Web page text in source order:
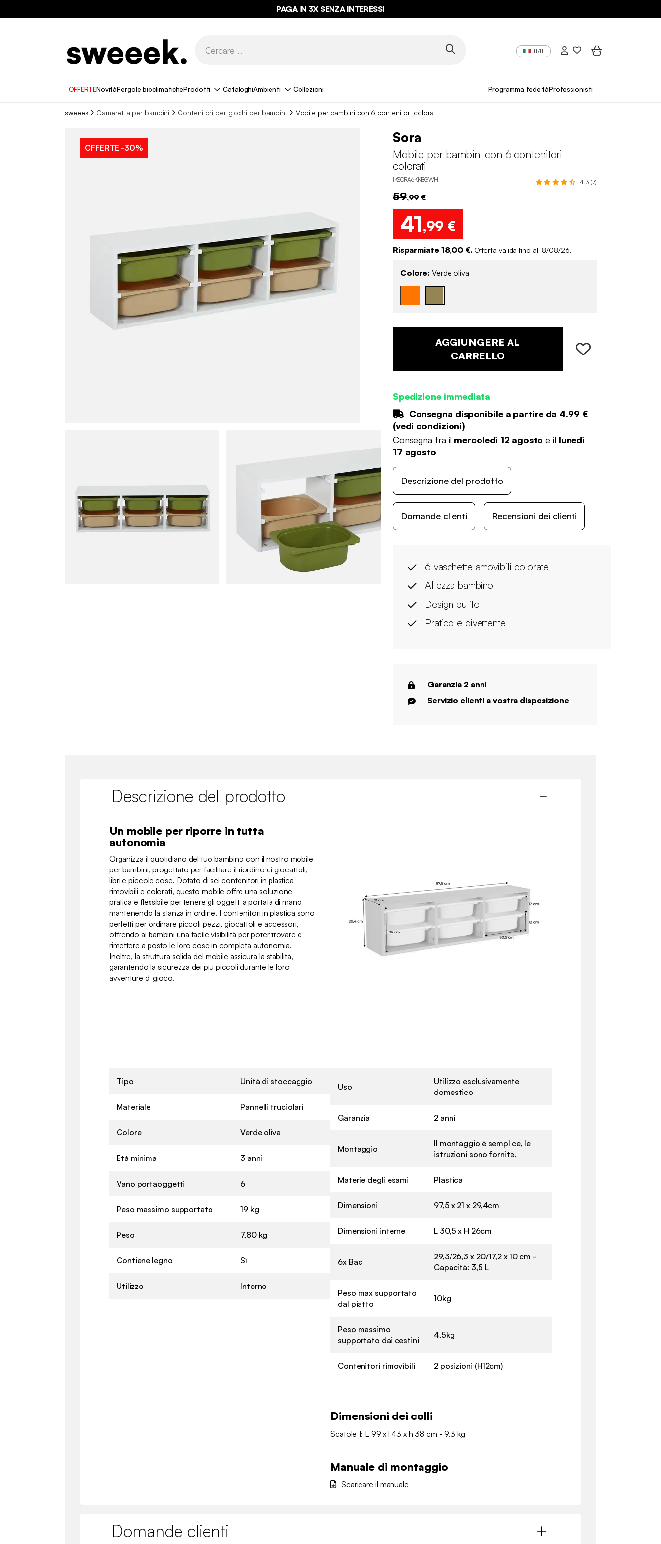
PAGA IN 3X SENZA INTERESSI
IT/IT
OFFERTENovitàPergole bioclimaticheProdotti CataloghiAmbienti Collezioni Programma fedeltàProfessionisti
sweeek Cameretta per bambini Contenitori per giochi per bambini Mobile per bambini con 6 contenitori colorati
OFFERTE -30%
Sora
Mobile per bambini con 6 contenitori
colorati
IKSORA6KKBGWH 4.3 (7)
59,99 €
41,99 €
Risparmiate 18,00 €. Offerta valida fino al 18/08/26.
Colore: Verde oliva
AGGIUNGERE AL
CARRELLO
Spedizione immediata
Consegna disponibile a partire da 4.99 €
(vedi condizioni)
Consegna tra il mercoledì 12 agosto e il lunedì
17 agosto
Descrizione del prodotto
Domande clienti Recensioni dei clienti
6 vaschette amovibili colorate
Altezza bambino
Design pulito
Pratico e divertente
Garanzia 2 anni
Servizio clienti a vostra disposizione
Descrizione del prodotto
Un mobile per riporre in tutta
autonomia
Organizza il quotidiano del tuo bambino con il nostro mobile
per bambini, progettato per facilitare il riordino di giocattoli,
libri e piccole cose. Dotato di sei contenitori in plastica
rimovibili e colorati, questo mobile offre una soluzione
pratica e flessibile per tenere gli oggetti a portata di mano
mantenendo la stanza in ordine. I contenitori in plastica sono
perfetti per ordinare piccoli pezzi, giocattoli e accessori,
offrendo ai bambini una facile visibilità per poter trovare e
rimettere a posto le loro cose in completa autonomia.
Inoltre, la struttura solida del mobile assicura la stabilità,
garantendo la sicurezza dei più piccoli durante le loro
avventure di gioco.
Tipo Unità di stoccaggio
Materiale Pannelli truciolari
Colore Verde oliva
Età minima 3 anni
Vano portaoggetti 6
Peso massimo supportato 19 kg
Peso 7,80 kg
Contiene legno Sì
Utilizzo Interno
Uso
Utilizzo esclusivamente
domestico
Garanzia 2 anni
Montaggio
Il montaggio è semplice, le
istruzioni sono fornite.
Materie degli esami Plastica
Dimensioni 97,5 x 21 x 29,4cm
Dimensioni interne L 30,5 x H 26cm
6x Bac
29,3/26,3 x 20/17,2 x 10 cm -
Capacità: 3,5 L
Peso max supportato
dal piatto
10kg
Peso massimo
supportato dai cestini
4,5kg
Contenitori rimovibili 2 posizioni (H12cm)
Dimensioni dei colli
Scatole 1: L 99 x l 43 x h 38 cm - 9.3 kg
Manuale di montaggio
Scaricare il manuale
Domande clienti